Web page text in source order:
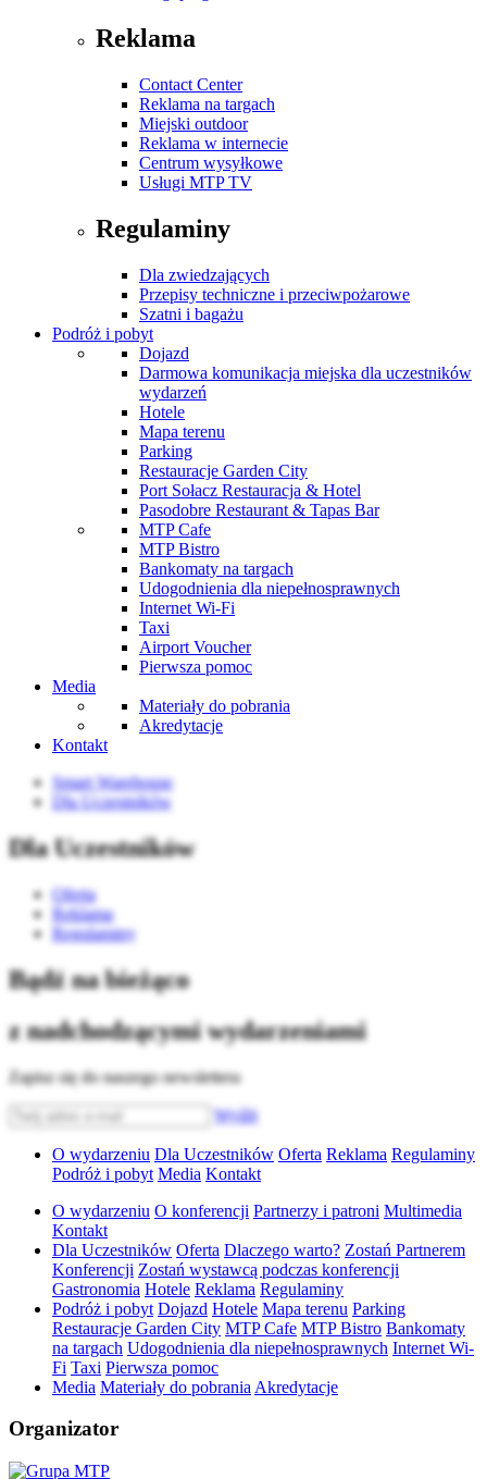
Reklama
Contact Center
Reklama na targach
Miejski outdoor
Reklama w internecie
Centrum wysyłkowe
Usługi MTP TV
Regulaminy
Dla zwiedzających
Przepisy techniczne i przeciwpożarowe
Szatni i bagażu
Podróż i pobyt
Dojazd
Darmowa komunikacja miejska dla uczestników
wydarzeń
Hotele
Mapa terenu
Parking
Restauracje Garden City
Port Sołacz Restauracja & Hotel
Pasodobre Restaurant & Tapas Bar
MTP Cafe
MTP Bistro
Bankomaty na targach
Udogodnienia dla niepełnosprawnych
Internet Wi-Fi
Taxi
Airport Voucher
Pierwsza pomoc
Media
Materiały do pobrania
Akredytacje
Kontakt
Smart Warehouse
Dla Uczestników
Dla Uczestników
Oferta
Reklama
Regulaminy
Bądź na bieżąco
z nadchodzącymi wydarzeniami
Zapisz się do naszego newslettera
Wyślij
O wydarzeniu Dla Uczestników Oferta Reklama Regulaminy
Podróż i pobyt Media Kontakt
O wydarzeniu O konferencji Partnerzy i patroni Multimedia
Kontakt
Dla Uczestników Oferta Dlaczego warto? Zostań Partnerem
Konferencji Zostań wystawcą podczas konferencji
Gastronomia Hotele Reklama Regulaminy
Podróż i pobyt Dojazd Hotele Mapa terenu Parking
Restauracje Garden City MTP Cafe MTP Bistro Bankomaty
na targach Udogodnienia dla niepełnosprawnych Internet Wi-
Fi Taxi Pierwsza pomoc
Media Materiały do pobrania Akredytacje
Organizator